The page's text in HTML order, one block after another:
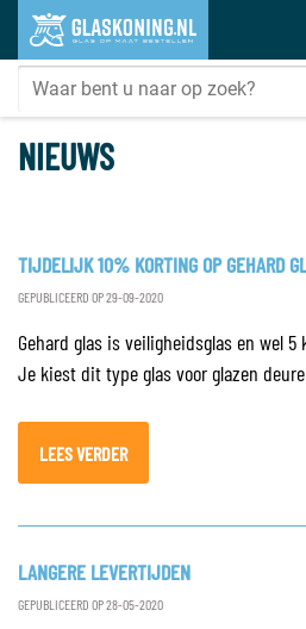
NIEUWS
TIJDELIJK 10% KORTING OP GEHARD
GEPUBLICEERD OP 29-09-2020
Gehard glas is veiligheidsglas en wel 5
Je kiest dit type glas voor glazen
LEES VERDER
LANGERE LEVERTIJDEN
GEPUBLICEERD OP 28-05-2020